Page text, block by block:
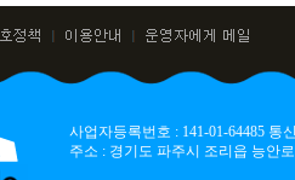
사업자등록번호 : 141-01-64485
주소 : 경기도 파주시 조리읍 능안